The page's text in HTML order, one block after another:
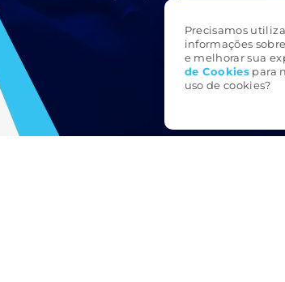
Precisamos
informações
e melhorar sua
de Cookies para
uso de cookies?